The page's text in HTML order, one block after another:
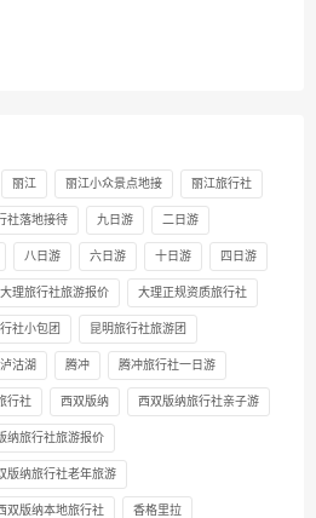
丽江 丽江小众景点地接 丽江旅行社
社落地接待 九日游 二日游
八日游 六日游 十日游 四日游
大理旅行社旅游报价 大理正规资质旅行社
社小包团 昆明旅行社旅游团
泸沽湖 腾冲 腾冲旅行社一日游
行社 西双版纳 西双版纳旅行社亲子游
纳旅行社旅游报价
版纳旅行社老年旅游
双版纳本地旅行社 香格里拉